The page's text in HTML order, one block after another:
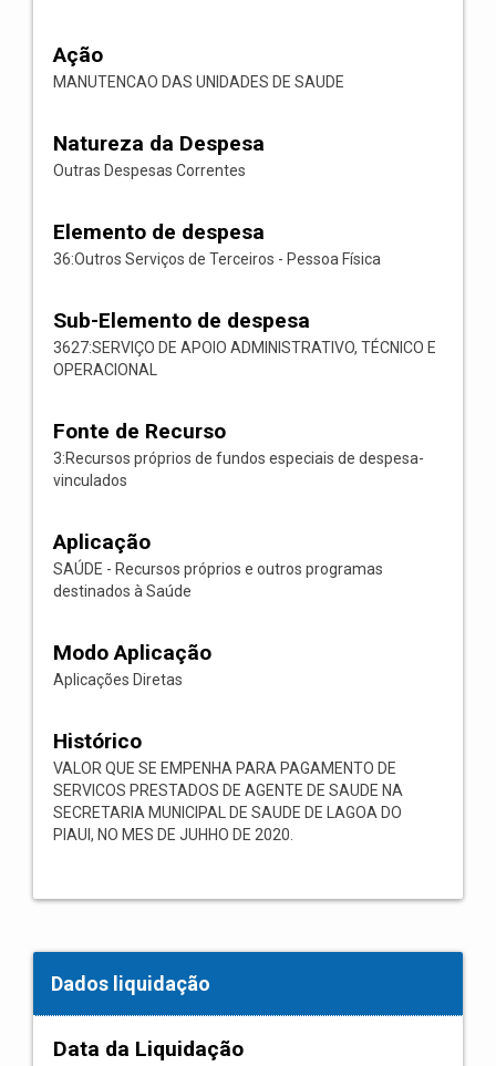
Ação
MANUTENCAO DAS UNIDADES DE SAUDE
Natureza da Despesa
Outras Despesas Correntes
Elemento de despesa
36:Outros Serviços de Terceiros - Pessoa Física
Sub-Elemento de despesa
3627:SERVIÇO DE APOIO ADMINISTRATIVO, TÉCNICO E
OPERACIONAL
Fonte de Recurso
3:Recursos próprios de fundos especiais de despesa-
vinculados
Aplicação
SAÚDE - Recursos próprios e outros programas
destinados à Saúde
Modo Aplicação
Aplicações Diretas
Histórico
VALOR QUE SE EMPENHA PARA PAGAMENTO DE
SERVICOS PRESTADOS DE AGENTE DE SAUDE NA
SECRETARIA MUNICIPAL DE SAUDE DE LAGOA DO
PIAUI, NO MES DE JUHHO DE 2020.
Dados liquidação
Data da Liquidação